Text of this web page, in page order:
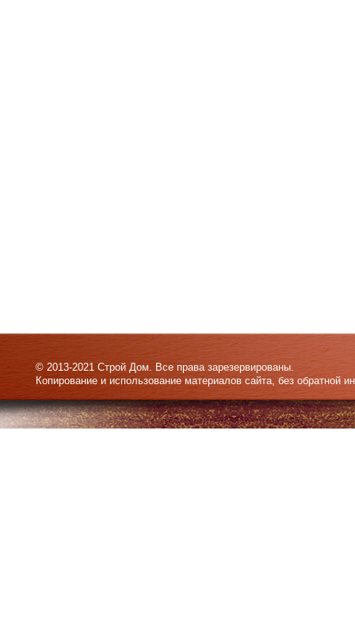
© 2013-2021 Строй Дом. Все права зарезервированы.
Копирование и использование материалов сайта, без обратной